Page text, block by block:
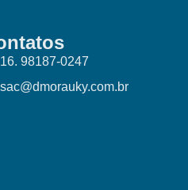
16. 98187-0247
sac@dmorauky.com.br